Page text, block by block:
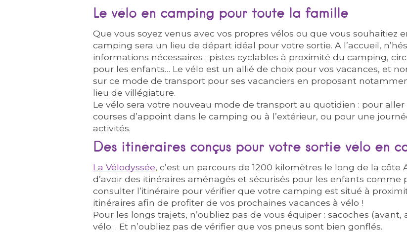
Le vélo en camping pour toute la famille
Que vous soyez venus avec vos propres vélos ou que vous souhaitiez
camping sera un lieu de départ idéal pour votre sortie. A l’accueil,
informations nécessaires : pistes cyclables à proximité du camping,
pour les enfants… Le vélo est un allié de choix pour vos vacances, et
sur ce mode de transport pour ses vacanciers en proposant
lieu de villégiature.
Le vélo sera votre nouveau mode de transport au quotidien : pour
courses d’appoint dans le camping ou à l’extérieur, ou pour une
activités.
Des itinéraires conçus pour votre sortie vélo en
La Vélodyssée, c’est un parcours de 1200 kilomètres le long de la côte
d’avoir des itinéraires aménagés et sécurisés pour les enfants comme
consulter l’itinéraire pour vérifier que votre camping est situé à
itinéraires afin de profiter de vos prochaines vacances à vélo !
Pour les longs trajets, n’oubliez pas de vous équiper : sacoches
vélo… Et n’oubliez pas de vérifier que vos pneus sont bien gonflés.